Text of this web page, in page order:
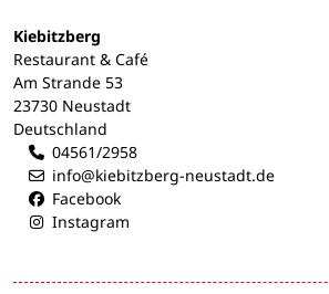
Kiebitzberg
Restaurant & Café
Am Strande 53
23730 Neustadt
Deutschland
04561/2958
info@kiebitzberg-neustadt.de
Facebook
Instagram